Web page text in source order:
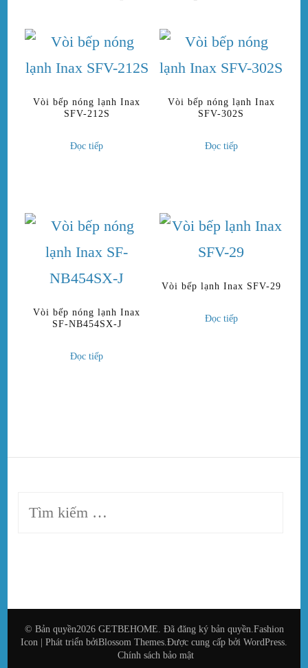
Vòi bếp nóng lạnh Inax
SFV-212S
Đọc tiếp
Vòi bếp nóng lạnh Inax
SFV-302S
Đọc tiếp
Vòi bếp nóng lạnh Inax
SF-NB454SX-J
Đọc tiếp
Vòi bếp lạnh Inax SFV-29
Đọc tiếp
Tìm
© Bản quyền2026 GETBEHOME. Đã đăng ký bản quyền.Fashion
Icon | Phát triển bởiBlossom Themes.Được cung cấp bởi WordPress.
Chính sách bảo mật